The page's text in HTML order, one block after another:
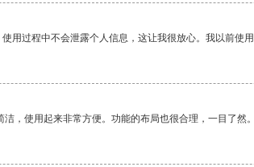
用过程中不会泄露个人信息，这让我很放心。我以前使
，使用起来非常方便。功能的布局也很合理，一目了然。